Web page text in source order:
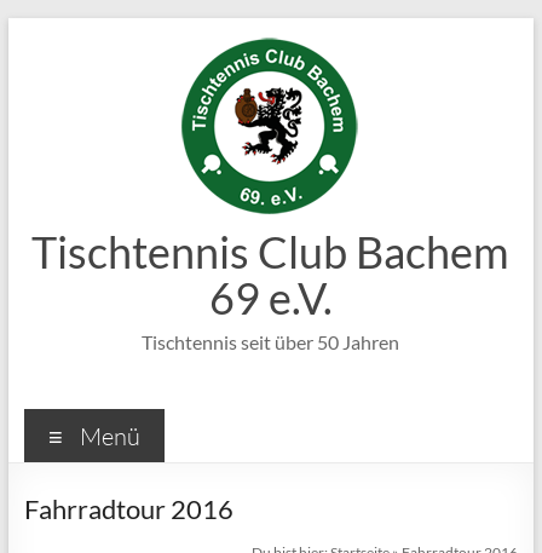
Tischtennis Club Bachem
69 e.V.
Tischtennis seit über 50 Jahren
Menü
Fahrradtour 2016